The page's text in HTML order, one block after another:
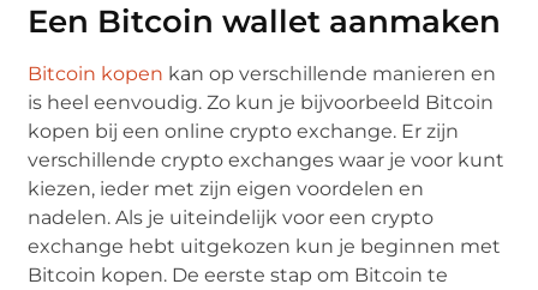
Een Bitcoin wallet aanmaken
Bitcoin kopen kan op verschillende manieren en
is heel eenvoudig. Zo kun je bijvoorbeeld Bitcoin
kopen bij een online crypto exchange. Er zijn
verschillende crypto exchanges waar je voor kunt
kiezen, ieder met zijn eigen voordelen en
nadelen. Als je uiteindelijk voor een crypto
exchange hebt uitgekozen kun je beginnen met
Bitcoin kopen. De eerste stap om Bitcoin te